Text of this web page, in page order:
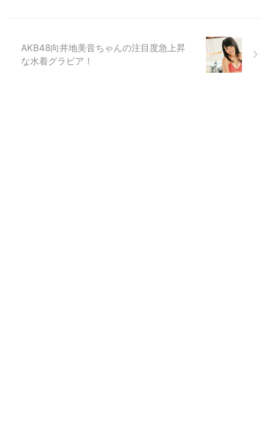
AKB48向井地美音ちゃんの注目度急上昇
な水着グラビア！